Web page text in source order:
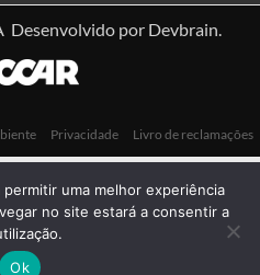
Desenvolvido por Devbrain.
Privacidade Livro de reclamações
uma melhor experiência
no site estará a consentir a
Ok